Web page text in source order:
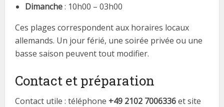
Dimanche: 10h00 – 03h00
Ces plages correspondent aux horaires locaux
allemands. Un jour férié, une soirée privée ou une
basse saison peuvent tout modifier.
Contact et préparation
Contact utile : téléphone +49 2102 7006336et site